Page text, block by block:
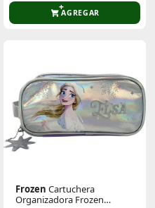
AGREGAR
Frozen Cartuchera
Organizadora Frozen